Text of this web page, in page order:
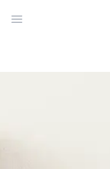
Open main menu